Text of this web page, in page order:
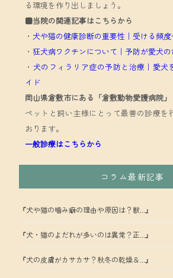
る環境を作り出しましょう。
■当院の関連記事はこちらから
・犬や猫の健康診断の重要性｜受ける頻度
・狂犬病ワクチンについて｜予防が愛犬の
・ 犬のフィラリア症の予防と治療｜愛犬
イド
岡山県倉敷市にある「倉敷動物愛護病院」
ペットと飼い主様にとって最善の診療を
おります。
一般診療はこちらから
コラム最新記事
『犬や猫の噛み癖の理由や原因は？獣...』
『犬・猫のよだれが多いのは異常？正...』
『犬の皮膚がカサカサ？秋冬の乾燥＆...』